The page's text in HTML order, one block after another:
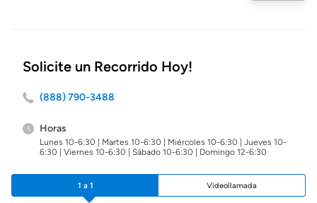
Solicite un Recorrido Hoy!
(888) 790-3488
Horas
Lunes 10-6:30 | Martes 10-6:30 | Miércoles 10-6:30 | Jueves 10-
6:30 | Viernes 10-6:30 | Sábado 10-6:30 | Domingo 12-6:30
1 a 1 Videollamada